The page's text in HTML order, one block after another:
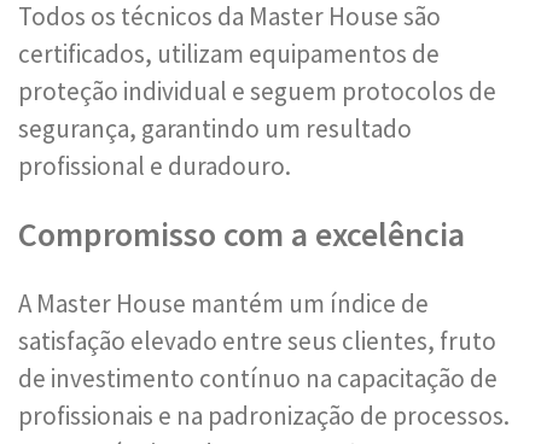
Todos os técnicos da Master House são
certificados, utilizam equipamentos de
proteção individual e seguem protocolos de
segurança, garantindo um resultado
profissional e duradouro.
Compromisso com a excelência
A Master House mantém um índice de
satisfação elevado entre seus clientes, fruto
de investimento contínuo na capacitação de
profissionais e na padronização de processos.